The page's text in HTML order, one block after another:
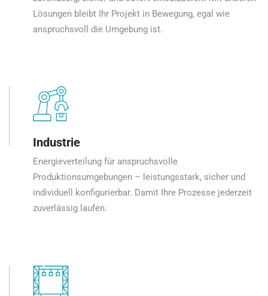
Lösungen bleibt Ihr Projekt in Bewegung, egal wie
anspruchsvoll die Umgebung ist.
Industrie
Energieverteilung für anspruchsvolle
Produktionsumgebungen – leistungsstark, sicher und
individuell konfigurierbar. Damit Ihre Prozesse jederzeit
zuverlässig laufen.